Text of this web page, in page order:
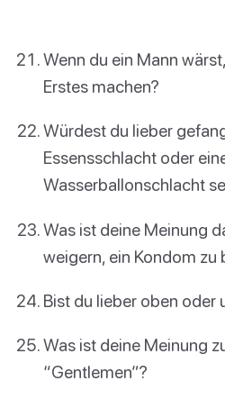
Wenn du ein Mann
Erstes machen?
Würdest du lieber
Essensschlacht oder
Wasserballonschlacht
Was ist deine Meinung
weigern, ein Kondom zu
Bist du lieber oben oder
Was ist deine Meinung
“Gentlemen”?